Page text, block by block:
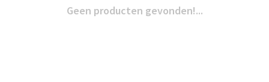
Geen producten gevonden!...